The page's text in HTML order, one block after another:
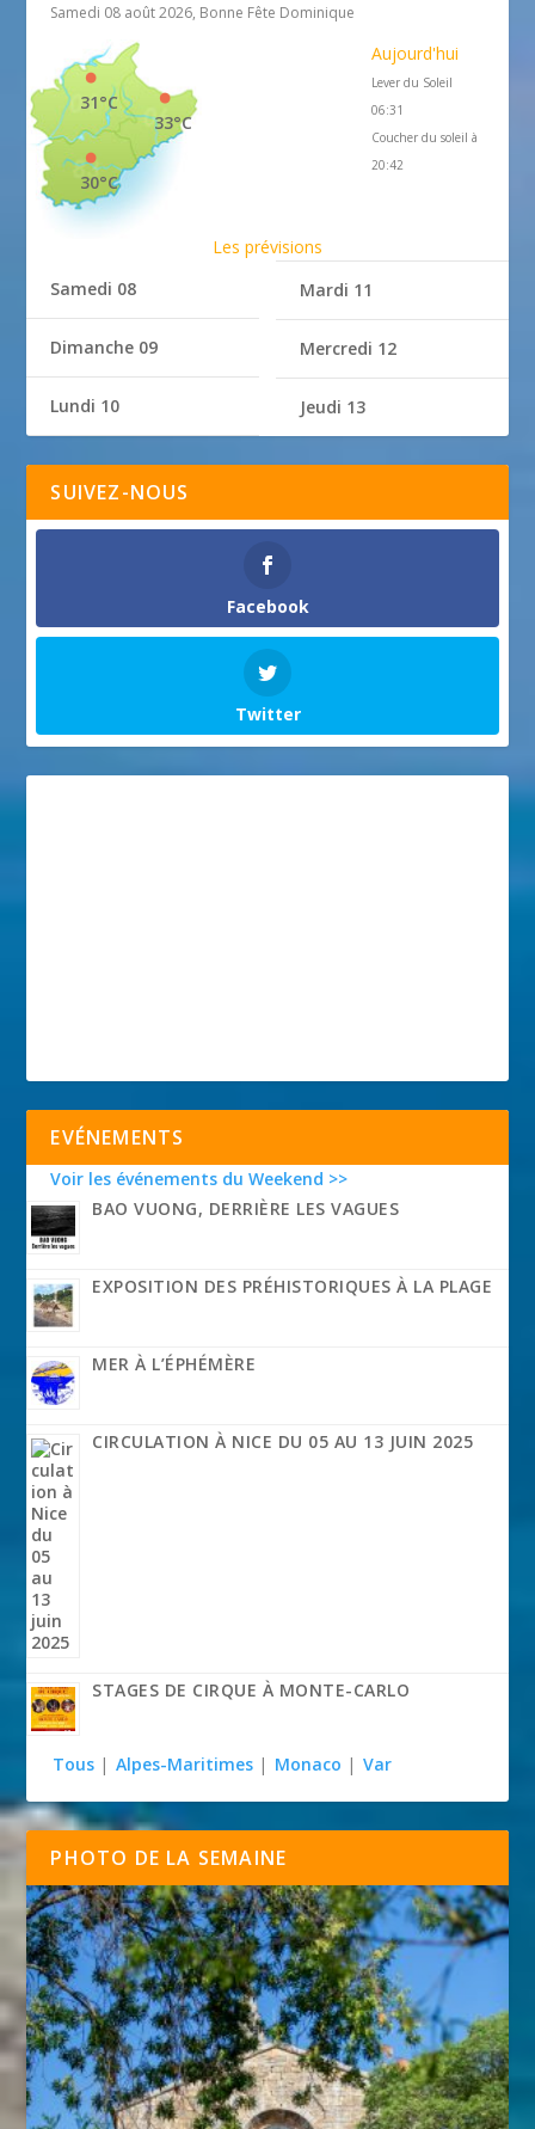
Samedi 08 août 2026, Bonne Fête Dominique
33°C
31°C
30°C
Aujourd'hui
Lever du Soleil
06:31
Coucher du soleil à
20:42
Les prévisions
Samedi 08
Dimanche 09
Lundi 10
Mardi 11
Mercredi 12
Jeudi 13
SUIVEZ-NOUS
Facebook
Twitter
EVÉNEMENTS
Voir les événements du Weekend >>
BAO VUONG, DERRIÈRE LES VAGUES
EXPOSITION DES PRÉHISTORIQUES À LA PLAGE
MER À L’ÉPHÉMÈRE
CIRCULATION À NICE DU 05 AU 13 JUIN 2025
STAGES DE CIRQUE À MONTE-CARLO
Tous | Alpes-Maritimes | Monaco | Var
PHOTO DE LA SEMAINE